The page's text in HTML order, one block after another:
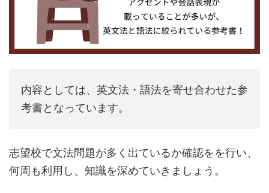
内容としては、英文法・語法を寄せ合わせた参
考書となっています。
志望校で文法問題が多く出ているか確認をを行い、
何周も利用し、知識を深めていきましょう。